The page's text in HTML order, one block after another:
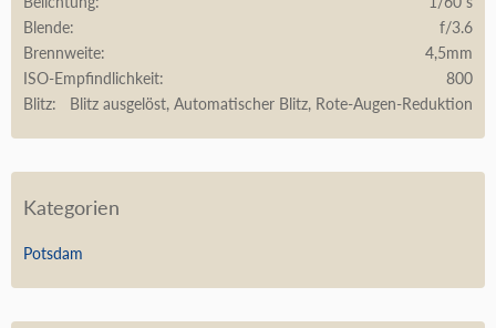
Blende
f/3.6
Brennweite
4,5mm
ISO-Empfindlichkeit
800
Blitz
Blitz ausgelöst, Automatischer Blitz, Rote-Augen-Reduktion
Kategorien
Potsdam